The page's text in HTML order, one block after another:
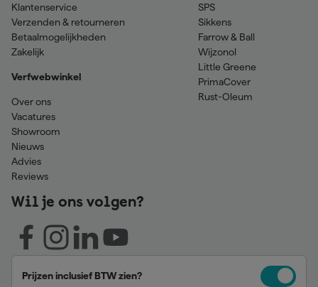
Klantenservice
Verzenden & retourneren
Betaalmogelijkheden
Zakelijk
Verfwebwinkel
Over ons
Vacatures
Showroom
Nieuws
Advies
Reviews
SPS
Sikkens
Farrow & Ball
Wijzonol
Little Greene
PrimaCover
Rust-Oleum
Wil je ons volgen?
Prijzen inclusief BTW zien?